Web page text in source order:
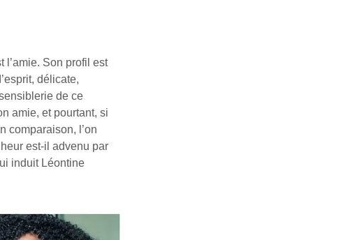
l’amie. Son profil est
délicate,
de ce
amie, et pourtant, si
comparaison, l’on
est-il advenu par
induit Léontine